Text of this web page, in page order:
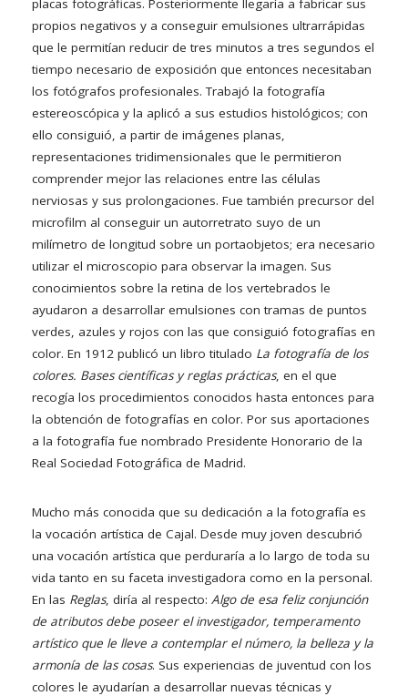
placas fotográficas. Posteriormente llegaría a fabricar sus
propios negativos y a conseguir emulsiones ultrarrápidas
que le permitían reducir de tres minutos a tres segundos el
tiempo necesario de exposición que entonces necesitaban
los fotógrafos profesionales. Trabajó la fotografía
estereoscópica y la aplicó a sus estudios histológicos; con
ello consiguió, a partir de imágenes planas,
representaciones tridimensionales que le permitieron
comprender mejor las relaciones entre las células
nerviosas y sus prolongaciones. Fue también precursor del
microfilm al conseguir un autorretrato suyo de un
milímetro de longitud sobre un portaobjetos; era necesario
utilizar el microscopio para observar la imagen. Sus
conocimientos sobre la retina de los vertebrados le
ayudaron a desarrollar emulsiones con tramas de puntos
verdes, azules y rojos con las que consiguió fotografías en
color. En 1912 publicó un libro titulado La fotografía de los
colores. Bases científicas y reglas prácticas, en el que
recogía los procedimientos conocidos hasta entonces para
la obtención de fotografías en color. Por sus aportaciones
a la fotografía fue nombrado Presidente Honorario de la
Real Sociedad Fotográfica de Madrid.
Mucho más conocida que su dedicación a la fotografía es
la vocación artística de Cajal. Desde muy joven descubrió
una vocación artística que perduraría a lo largo de toda su
vida tanto en su faceta investigadora como en la personal.
En las Reglas, diría al respecto: Algo de esa feliz conjunción
de atributos debe poseer el investigador, temperamento
artístico que le lleve a contemplar el número, la belleza y la
armonía de las cosas. Sus experiencias de juventud con los
colores le ayudarían a desarrollar nuevas técnicas y